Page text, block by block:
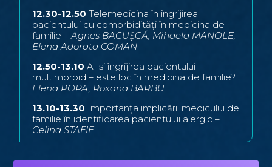
12.30-12.50 Telemedicina în îngrijirea
pacientului cu comorbidități în medicina de
familie –Agnes BACUȘCĂ, Mihaela MANOLE,
Elena Adorata COMAN
12.50-13.10 AI și îngrijirea pacientului
multimorbid – este loc în medicina de familie?
Elena POPA, Roxana BARBU
13.10-13.30 Importanța implicării medicului de
familie în identificarea pacientului alergic –
Celina STAFIE